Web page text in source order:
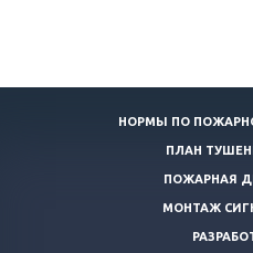
НОРМЫ ПО
ПЛАН
ПОЖАРНАЯ
МОНТАЖ